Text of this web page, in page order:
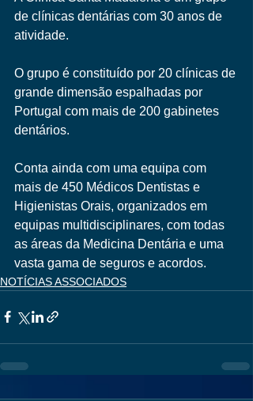
de clínicas dentárias com 30 anos de
atividade.
O grupo é constituído por 20 clínicas de
grande dimensão espalhadas por
Portugal com mais de 200 gabinetes
dentários.
Conta ainda com uma equipa com
mais de 450 Médicos Dentistas e
Higienistas Orais, organizados em
equipas multidisciplinares, com todas
as áreas da Medicina Dentária e uma
vasta gama de seguros e acordos.
NOTÍCIAS ASSOCIADOS